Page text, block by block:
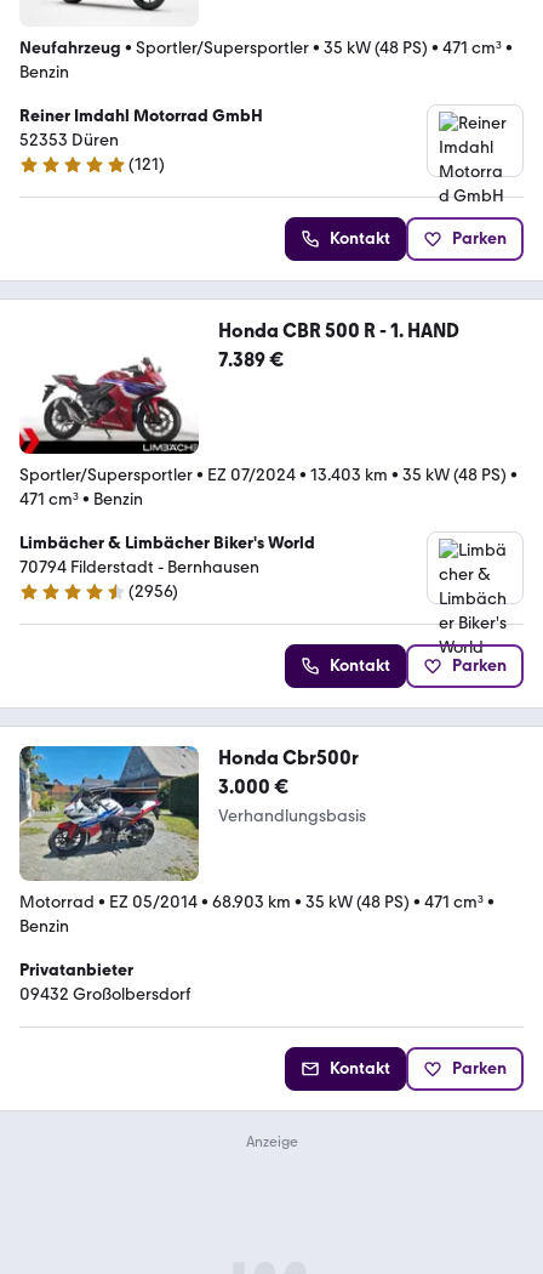
Neufahrzeug • Sportler/Supersportler• 35 kW (48 PS) • 471 cm³•
Benzin
Reiner Imdahl Motorrad GmbH
52353 Düren
4.9 Sterne
(121)
Kontakt Parken
Honda CBR 500 R - 1. HAND
7.389 €
Sportler/Supersportler• EZ 07/2024• 13.403 km • 35 kW (48 PS) •
471 cm³• Benzin
Limbächer & Limbächer Biker's World
70794 Filderstadt - Bernhausen
4.7 Sterne
(2956)
Kontakt Parken
Honda Cbr500r
3.000 €
Verhandlungsbasis
Motorrad • EZ 05/2014• 68.903 km • 35 kW (48 PS) • 471 cm³•
Benzin
Privatanbieter
09432 Großolbersdorf
Kontakt Parken